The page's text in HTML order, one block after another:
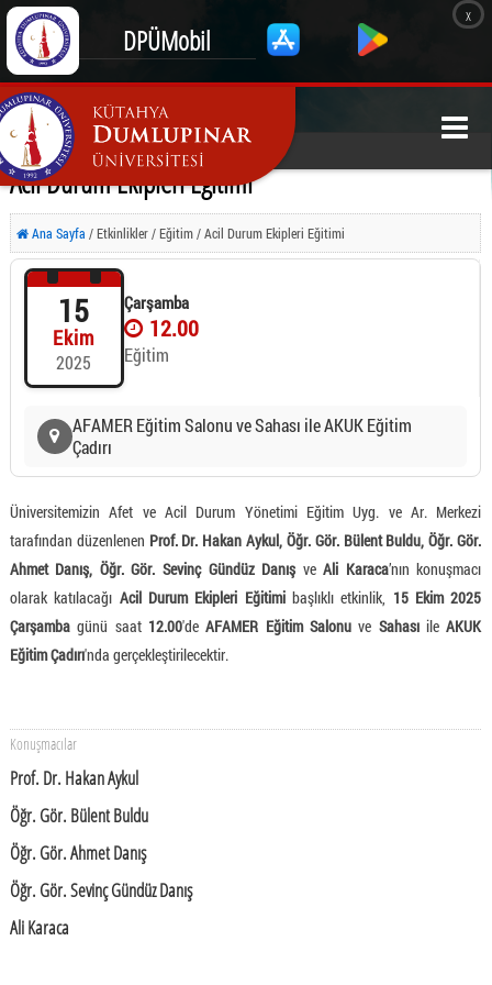
DPÜMobil
x
Acil Durum Ekipleri Eğitimi
Ana Sayfa / Etkinlikler / Eğitim / Acil Durum Ekipleri Eğitimi
15
Ekim
2025
Çarşamba
12.00
Eğitim
AFAMER Eğitim Salonu ve Sahası ile AKUK Eğitim
Çadırı
Üniversitemizin Afet ve Acil Durum Yönetimi Eğitim Uyg. ve Ar. Merkezi
tarafından düzenlenen Prof. Dr. Hakan Aykul, Öğr. Gör. Bülent Buldu, Öğr. Gör.
Ahmet Danış, Öğr. Gör. Sevinç Gündüz Danış veAli Karaca’nın konuşmacı
olarak katılacağı Acil Durum Ekipleri Eğitimi başlıklı etkinlik, 15 Ekim 2025
Çarşambagünü saat 12.00'deAFAMER Eğitim Salonuve Sahası ileAKUK
Eğitim Çadırı'nda gerçekleştirilecektir.
Konuşmacılar
Prof. Dr. Hakan Aykul
Öğr. Gör. Bülent Buldu
Öğr. Gör. Ahmet Danış
Öğr. Gör. Sevinç Gündüz Danış
Ali Karaca